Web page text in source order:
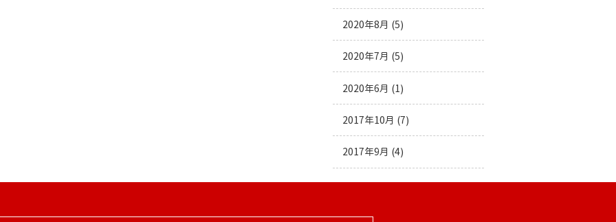
2020年8月 (5)
2020年7月 (5)
2020年6月 (1)
2017年10月 (7)
2017年9月 (4)